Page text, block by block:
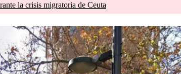
la crisis migratoria de Ceuta